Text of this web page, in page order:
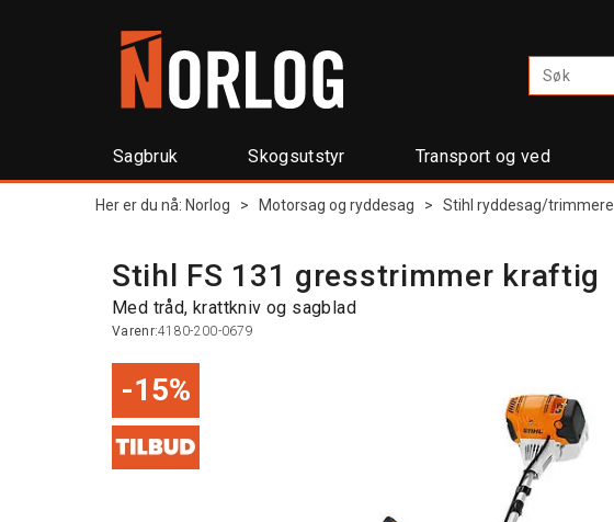
Sagbruk Skogsutstyr Transport og ved
Her er du nå: Norlog > Motorsag og ryddesag > Stihl ryddesag/trimmere
Stihl FS 131 gresstrimmer kraftig
Med tråd, krattkniv og sagblad
Varenr:4180-200-0679
15%